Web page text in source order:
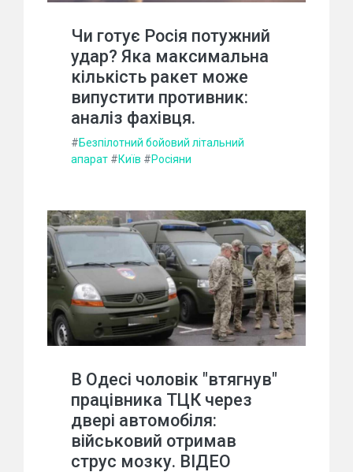
Чи готує Росія потужний
удар? Яка максимальна
кількість ракет може
випустити противник:
аналіз фахівця.
#Безпілотний бойовий літальний
апарат #Київ #Росіяни
В Одесі чоловік "втягнув"
працівника ТЦК через
двері автомобіля:
військовий отримав
струс мозку. ВІДЕО